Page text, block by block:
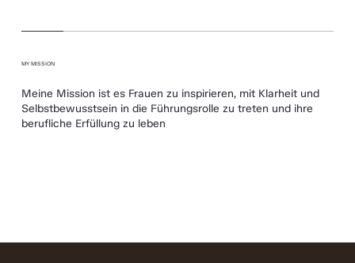
MY MISSION
Meine Mission ist es Frauen zu inspirieren, mit Klarheit und
Selbstbewusstsein in die Führungsrolle zu treten und ihre
berufliche Erfüllung zu leben